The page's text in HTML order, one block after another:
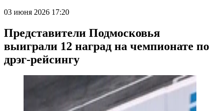
03 июня 2026 17:20
Представители Подмосковья
выиграли 12 наград на чемпионате по
дрэг-рейсингу